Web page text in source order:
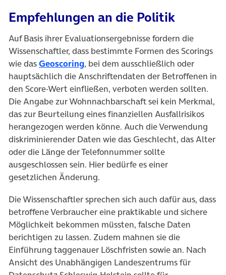
Empfehlungen an die Politik
Auf Basis ihrer Evaluationsergebnisse fordern die
Wissenschaftler, dass bestimmte Formen des Scorings
wie dasGeoscoring(öffnet in neuem Tab)
, bei dem ausschließlich oder
hauptsächlich die Anschriftendaten der Betroffenen in
den Score-Wert einfließen, verboten werden sollten.
Die Angabe zur Wohnnachbarschaft sei kein Merkmal,
das zur Beurteilung eines finanziellen Ausfallrisikos
herangezogen werden könne. Auch die Verwendung
diskriminierender Daten wie das Geschlecht, das Alter
oder die Länge der Telefonnummer sollte
ausgeschlossen sein. Hier bedürfe es einer
gesetzlichen Änderung.
Die Wissenschaftler sprechen sich auch dafür aus, dass
betroffene Verbraucher eine praktikable und sichere
Möglichkeit bekommen müssten, falsche Daten
berichtigen zu lassen. Zudem mahnen sie die
Einführung taggenauer Löschfristen sowie an. Nach
Ansicht des Unabhängigen Landeszentrums für